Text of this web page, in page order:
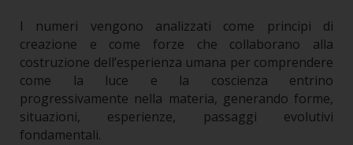
I numeri vengono analizzati come principi di
creazione e come forze che collaborano alla
costruzione dell’esperienza umana per comprendere
come la luce e la coscienza entrino
progressivamente nella materia, generando forme,
situazioni, esperienze, passaggi evolutivi
fondamentali.